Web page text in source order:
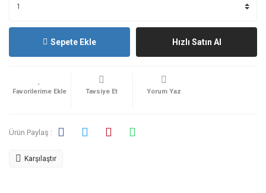
Sepete Ekle Hızlı Satın Al
Tavsiye Et Yorum Yaz
Ürün Paylaş :
Karşılaştır